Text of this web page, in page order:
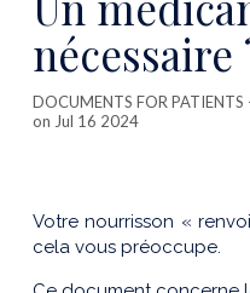
nécessaire
DOCUMENTS FOR PATIENTS
on Jul 16 2024
Votre nourrisson «
cela vous préoccupe.